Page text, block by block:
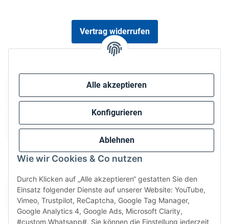
Alle akzeptieren
Konfigurieren
Ablehnen
Wie wir Cookies & Co nutzen
Durch Klicken auf „Alle akzeptieren“ gestatten Sie den
Einsatz folgender Dienste auf unserer Website: YouTube,
Vimeo, Trustpilot, ReCaptcha, Google Tag Manager,
Google Analytics 4, Google Ads, Microsoft Clarity,
#custom.Whatsapp#. Sie können die Einstellung jederzeit
Vertrag widerrufen
Wir versenden via: